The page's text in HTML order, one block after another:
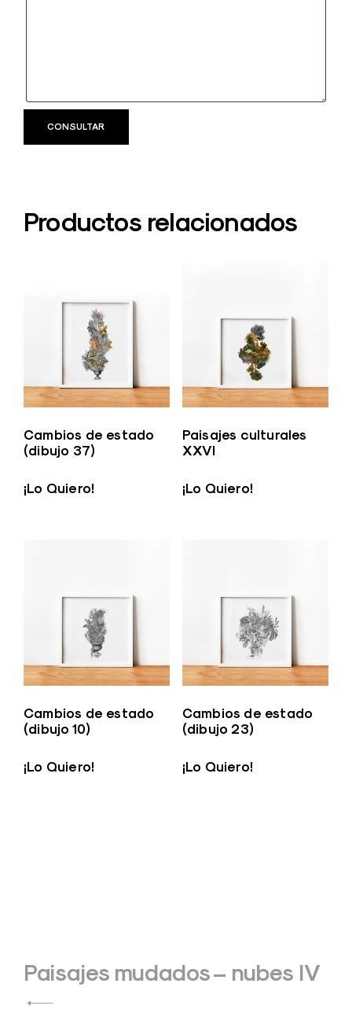
Productos relacionados
Cambios de estado
(dibujo 37)
¡Lo Quiero!
Paisajes culturales
XXVI
¡Lo Quiero!
Cambios de estado
(dibujo 10)
¡Lo Quiero!
Cambios de estado
(dibujo 23)
¡Lo Quiero!
Navegación
de
Paisajes mudados – nubes IV